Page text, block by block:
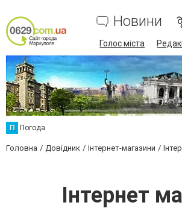
Новини
Голос міста
П Погода
Головна Довідник Інтернет-магазини
Інтернет